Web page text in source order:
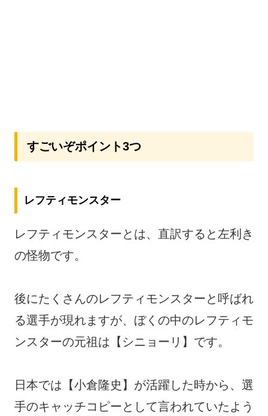
すごいぞポイント3つ
レフティモンスター
レフティモンスターとは、直訳すると左利き
の怪物です。
後にたくさんのレフティモンスターと呼ばれ
る選手が現れますが、ぼくの中のレフティモ
ンスターの元祖は【シニョーリ】です。
日本では【小倉隆史】が活躍した時から、選
手のキャッチコピーとして言われていたよう